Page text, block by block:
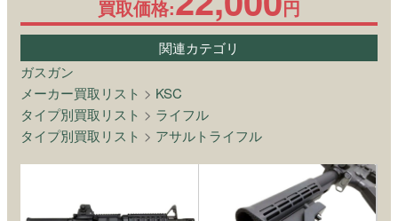
買取価格: 円
関連カテゴリ
ガスガン
メーカー買取リスト > KSC
タイプ別買取リスト > ライフル
タイプ別買取リスト > アサルトライフル